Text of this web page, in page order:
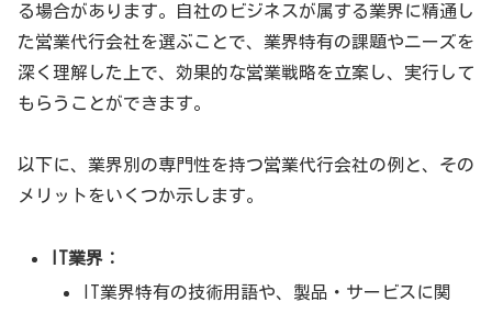
る場合があります。自社のビジネスが属する業界に精通し
た営業代行会社を選ぶことで、業界特有の課題やニーズを
深く理解した上で、効果的な営業戦略を立案し、実行して
もらうことができます。
以下に、業界別の専門性を持つ営業代行会社の例と、その
メリットをいくつか示します。
IT業界：
IT業界特有の技術用語や、製品・サービスに関